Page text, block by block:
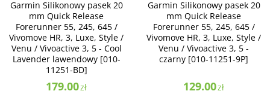
Quick Release Forerunner 55, 245,
645 / Vivomove HR, 3, Luxe, Style /
Venu / Vivoactive 3, 5 - Cool
Lavender lawendowy [010-11251-
BD]
Garmin Silikonowy pasek 20
mm Quick Release
Forerunner 55, 245, 645 /
Vivomove HR, 3, Luxe, Style /
Venu / Vivoactive 3, 5 - Cool
Lavender lawendowy [010-
11251-BD]
179.00zł
Quick Release Forerunner 55, 245,
645 / Vivomove HR, 3, Luxe, Style /
Venu / Vivoactive 3 - czarny [010-
11251-9P]
Garmin Silikonowy pasek 20
mm Quick Release
Forerunner 55, 245, 645 /
Vivomove HR, 3, Luxe, Style /
Venu / Vivoactive 3, 5 -
czarny [010-11251-9P]
129.00zł